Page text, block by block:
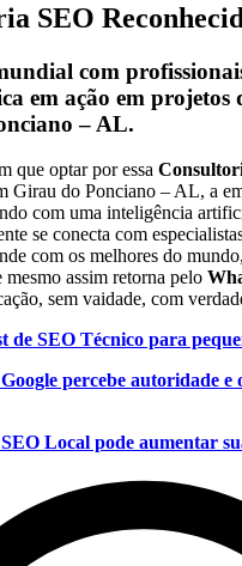
SEO
com
em ação em projetos
– AL.
que optar por essa
Girau do Ponciano – AL, a
com uma inteligência
se conecta com
com os melhores do
mesmo assim retorna pelo
sem vaidade, com
de SEO Técnico para
percebe autoridade e
Local pode aumentar